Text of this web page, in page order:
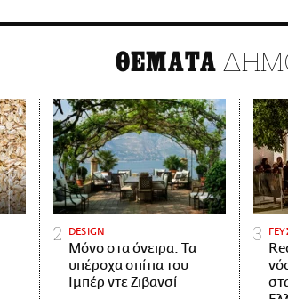
ΘΕΜΑΤΑ
DESIGN
Μόνο στα όνειρα: Τα
υπέροχα σπίτια του
Ιμπέρ ντε Ζιβανσί